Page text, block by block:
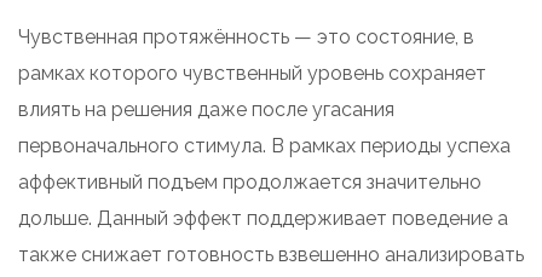
Чувственная протяжённость — это состояние, в
рамках которого чувственный уровень сохраняет
влиять на решения даже после угасания
первоначального стимула. В рамках периоды успеха
аффективный подъем продолжается значительно
дольше. Данный эффект поддерживает поведение а
также снижает готовность взвешенно анализировать